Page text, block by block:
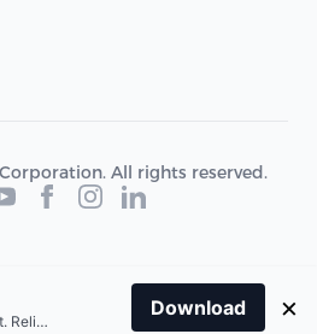
All rights reserved.
Breaking news. Fast. Reliable.
Download ×